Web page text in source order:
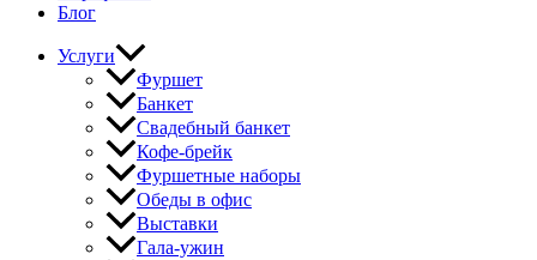
Блог
Услуги
Фуршет
Банкет
Свадебный банкет
Кофе-брейк
Фуршетные наборы
Обеды в офис
Выставки
Гала-ужин